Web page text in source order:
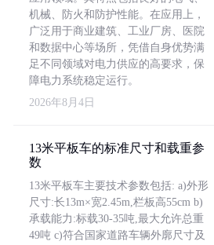
机械、防火和防护性能。在应用上，
广泛用于商业建筑、工业厂房、医院
和数据中心等场所，凭借自身优势满
足不同领域对电力供应的高要求，保
障电力系统稳定运行。
2026年8月4日
13米平板车的标准尺寸和载重参
数
13米平板车主要技术参数包括: a)外形
尺寸:长13m×宽2.45m,栏板高55cm b)
承载能力:标载30-35吨,最大允许总重
49吨 c)符合国家道路车辆外廓尺寸及